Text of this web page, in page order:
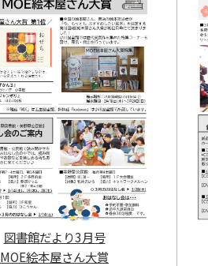
図書館だより3月号
MOE絵本屋さん大賞